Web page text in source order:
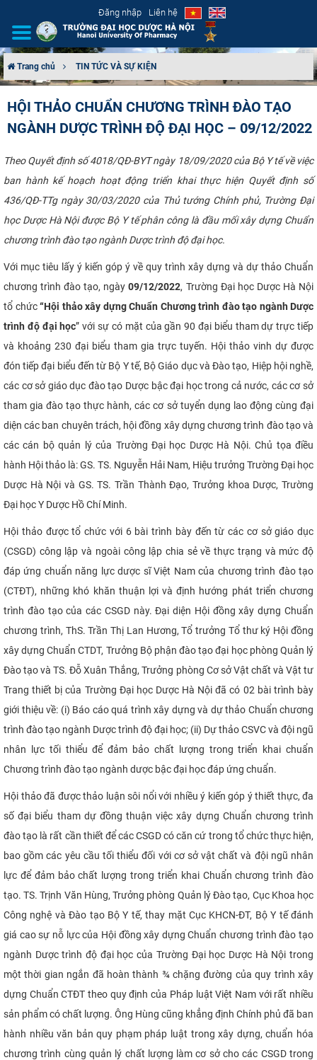
Đăng nhập Liên hệ
CƠ CẤU TỔ CHỨC
TUYỂN SINH
ĐÀO TẠO
ĐẢM BẢO CHẤT LƯỢNG
KHOA HỌC CÔNG NGHỆ
HTQT
CỰU NGƯỜI HỌC
Trang chủ TIN TỨC VÀ SỰ KIỆN
HỘI THẢO CHUẨN CHƯƠNG TRÌNH ĐÀO TẠO
NGÀNH DƯỢC TRÌNH ĐỘ ĐẠI HỌC – 09/12/2022
Theo Quyết định số 4018/QĐ-BYT ngày 18/09/2020 của Bộ Y tế về việc
ban hành kế hoạch hoạt động triển khai thực hiện Quyết định số
436/QĐ-TTg ngày 30/03/2020 của Thủ tướng Chính phủ, Trường Đại
học Dược Hà Nội được Bộ Y tế phân công là đầu mối xây dựng Chuẩn
chương trình đào tạo ngành Dược trình độ đại học.
Với mục tiêu lấy ý kiến góp ý về quy trình xây dựng và dự thảo Chuẩn
chương trình đào tạo, ngày09/12/2022, Trường Đại học Dược Hà Nội
tổ chức“Hội thảo xây dựng Chuẩn Chương trình đào tạo ngành Dược
trình độ đại học” với sự có mặt của gần 90 đại biểu tham dự trực tiếp
và khoảng 230 đại biểu tham gia trực tuyến. Hội thảo vinh dự được
đón tiếp đại biểu đến từ Bộ Y tế, Bộ Giáo dục và Đào tạo, Hiệp hội nghề,
các cơ sở giáo dục đào tạo Dược bậc đại học trong cả nước, các cơ sở
tham gia đào tạo thực hành, các cơ sở tuyển dụng lao động cùng đại
diện các ban chuyên trách, hội đồng xây dựng chương trình đào tạo và
các cán bộ quản lý của Trường Đại học Dược Hà Nội. Chủ tọa điều
hành Hội thảo là: GS. TS. Nguyễn Hải Nam, Hiệu trưởng Trường Đại học
Dược Hà Nội và GS. TS. Trần Thành Đạo, Trưởng khoa Dược, Trường
Đại học Y Dược Hồ Chí Minh.
Hội thảo được tổ chức với 6 bài trình bày đến từ các cơ sở giáo dục
(CSGD) công lập và ngoài công lập chia sẻ về thực trạng và mức độ
đáp ứng chuẩn năng lực dược sĩ Việt Nam của chương trình đào tạo
(CTĐT), những khó khăn thuận lợi và định hướng phát triển chương
trình đào tạo của các CSGD này. Đại diện Hội đồng xây dựng Chuẩn
chương trình, ThS. Trần Thị Lan Hương, Tổ trưởng Tổ thư ký Hội đồng
xây dựng Chuẩn CTDT, Trưởng Bộ phận đào tạo đại học phòng Quản lý
Đào tạo và TS. Đỗ Xuân Thắng, Trưởng phòng Cơ sở Vật chất và Vật tư
Trang thiết bị của Trường Đại học Dược Hà Nội đã có 02 bài trình bày
giới thiệu về: (i) Báo cáo quá trình xây dựng và dự thảo Chuẩn chương
trình đào tạo ngành Dược trình độ đại học; (ii) Dự thảo CSVC và đội ngũ
nhân lực tối thiểu để đảm bảo chất lượng trong triển khai chuẩn
Chương trình đào tạo ngành dược bậc đại học đáp ứng chuẩn.
Hội thảo đã được thảo luận sôi nổi với nhiều ý kiến góp ý thiết thực, đa
số đại biểu tham dự đồng thuận việc xây dựng Chuẩn chương trình
đào tạo là rất cần thiết để các CSGD có căn cứ trong tổ chức thực hiện,
bao gồm các yêu cầu tối thiểu đối với cơ sở vật chất và đội ngũ nhân
lực để đảm bảo chất lượng trong triển khai Chuẩn chương trình đào
tạo. TS. Trịnh Văn Hùng, Trưởng phòng Quản lý Đào tạo, Cục Khoa học
Công nghệ và Đào tạo Bộ Y tế, thay mặt Cục KHCN-ĐT, Bộ Y tế đánh
giá cao sự nỗ lực của Hội đồng xây dựng Chuẩn chương trình đào tạo
ngành Dược trình độ đại học của Trường Đại học Dược Hà Nội trong
một thời gian ngắn đã hoàn thành ¾ chặng đường của quy trình xây
dựng Chuẩn CTĐT theo quy định của Pháp luật Việt Nam với rất nhiều
sản phẩm có chất lượng. Ông Hùng cũng khẳng định Chính phủ đã ban
hành nhiều văn bản quy phạm pháp luật trong xây dựng, chuẩn hóa
chương trình cùng quản lý chất lượng làm cơ sở cho các CSGD trong